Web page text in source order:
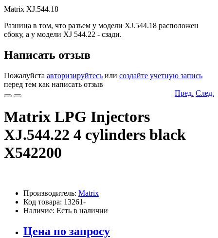
Matrix XJ.544.18
Разница в том, что разъем у модели XJ.544.18 расположен
сбоку, а у модели XJ 544.22 - сзади.
Написать отзыв
Пожалуйста авторизируйтесь или создайте учетную запись
перед тем как написать отзыв
Пред. След.
Matrix LPG Injectors
XJ.544.22 4 cylinders black
X542200
Производитель: Matrix
Код товара: 13261-
Наличие: Есть в наличии
Цена по запросу